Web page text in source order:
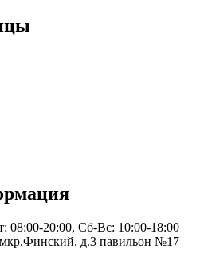
08:00-20:00, Сб-Вс: 10:00-18:00
д.3 павильон №17